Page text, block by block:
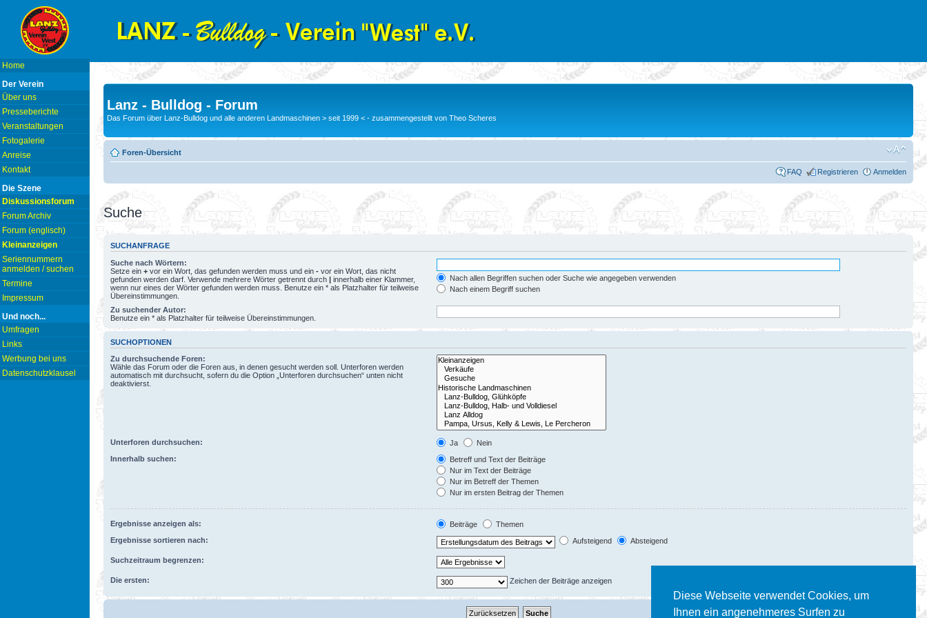
Diese Webseite verwendet Cookies, um
Ihnen ein angenehmeres Surfen zu
Home
Der Verein
Über uns
Presseberichte
Veranstaltungen
Fotogalerie
Anreise
Kontakt
Die Szene
Diskussionsforum
Forum Archiv
Forum (englisch)
Kleinanzeigen
Seriennummern
anmelden / suchen
Termine
Impressum
Und noch...
Umfragen
Links
Werbung bei uns
Datenschutzklausel
Lanz - Bulldog - Forum
Das Forum über Lanz-Bulldog und alle anderen Landmaschinen > seit 1999 < - zusammengestellt von Theo Scheres
Foren-Übersicht
FAQ Registrieren Anmelden
Suche
SUCHANFRAGE
Suche nach Wörtern:
Setze ein + vor ein Wort, das gefunden werden muss und ein - vor ein Wort, das nicht
gefunden werden darf. Verwende mehrere Wörter getrennt durch | innerhalb einer Klammer,
wenn nur eines der Wörter gefunden werden muss. Benutze ein * als Platzhalter für teilweise
Übereinstimmungen.
Nach allen Begriffen suchen oder Suche wie angegeben verwenden
Nach einem Begriff suchen
Zu suchender Autor:
Benutze ein * als Platzhalter für teilweise Übereinstimmungen.
SUCHOPTIONEN
Zu durchsuchende Foren:
Wähle das Forum oder die Foren aus, in denen gesucht werden soll. Unterforen werden
automatisch mit durchsucht, sofern du die Option „Unterforen durchsuchen“ unten nicht
deaktivierst.
Unterforen durchsuchen: Ja
Nein
Innerhalb suchen:
Betreff und Text der Beiträge
Nur im Text der Beiträge
Nur im Betreff der Themen
Nur im ersten Beitrag der Themen
Ergebnisse anzeigen als: Beiträge
Themen
Ergebnisse sortieren nach:
Aufsteigend Absteigend
Suchzeitraum begrenzen:
Die ersten: Zeichen der Beiträge anzeigen